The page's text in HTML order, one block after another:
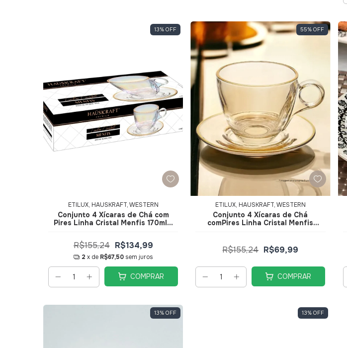
13%OFF
ETILUX, HAUSKRAFT, WESTERN
Conjunto 4 Xícaras de Chá com
Pires Linha Cristal Menfis 170ml -
R$155,24 R$134,99
2 x de R$67,50 sem juros
COMPRAR
55% OFF
ETILUX, HAUSKRAFT, WESTERN
Conjunto 4 Xícaras de Ch
comPires Linha Cristal Menfis
R$155,24 R$69,99
COMPRAR
13%OFF 13% OFF